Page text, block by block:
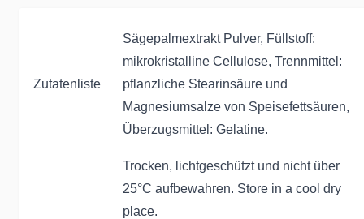
Zutatenliste
Sägepalmextrakt Pulver, Füllstoff:
mikrokristalline Cellulose, Trennmittel:
pflanzliche Stearinsäure und
Magnesiumsalze von Speisefettsäuren,
Überzugsmittel: Gelatine.
Trocken, lichtgeschützt und nicht über
25°C aufbewahren. Store in a cool dry
place.